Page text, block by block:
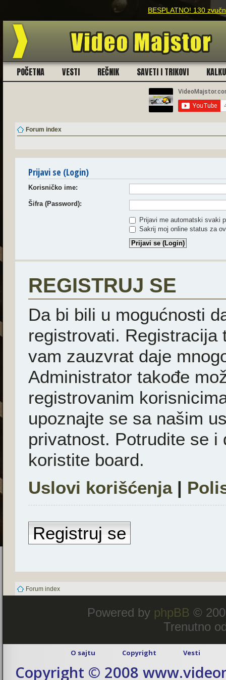
BESPLATNO! 130
POČETNA VESTI REČNIK SAVETI I TRIKOVI
Forum index
Prijavi se (Login)
Korisničko ime:
Šifra (Password):
Prijavi me automatski svaki
Sakrij moj online status za
REGISTRUJ SE
Da bi bili u mogućnosti
registrovati. Registracija
vam zauzvrat daje
Administrator takođe
registrovanim
upoznajte se sa našim
privatnost. Potrudite se
koristite board.
Uslovi korišćenja|
Registruj se
Forum index
Powered by phpBB ©
Trenutno
O sajtu Copyright Vesti
Copyright © 2008